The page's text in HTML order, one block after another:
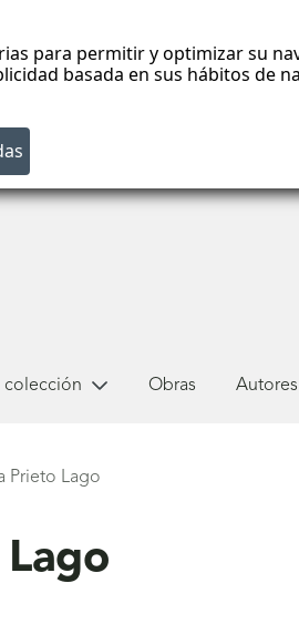
para permitir y optimizar su
basada en sus hábitos de
colección Obras Autores
Prieto Lago